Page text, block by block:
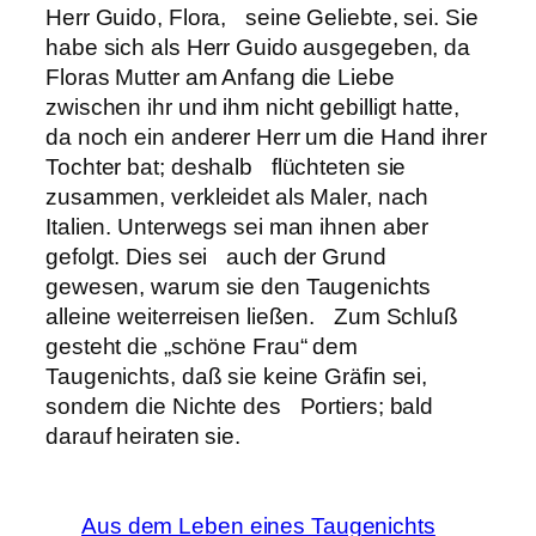
Herr Guido, Flora, seine Geliebte, sei. Sie
habe sich als Herr Guido ausgegeben, da
Floras Mutter am Anfang die Liebe
zwischen ihr und ihm nicht gebilligt hatte,
da noch ein anderer Herr um die Hand ihrer
Tochter bat; deshalb flüchteten sie
zusammen, verkleidet als Maler, nach
Italien. Unterwegs sei man ihnen aber
gefolgt. Dies sei auch der Grund
gewesen, warum sie den Taugenichts
alleine weiterreisen ließen. Zum Schluß
gesteht die „schöne Frau“ dem
Taugenichts, daß sie keine Gräfin sei,
sondern die Nichte des Portiers; bald
darauf heiraten sie.
Aus dem Leben eines Taugenichts